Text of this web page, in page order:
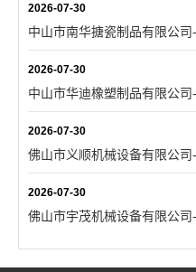
2026-07-30
中山市南华搪瓷制品有限公
2026-07-30
中山市华迪橡塑制品有限公
2026-07-30
佛山市义顺机械设备有限公
2026-07-30
佛山市宇茂机械设备有限公